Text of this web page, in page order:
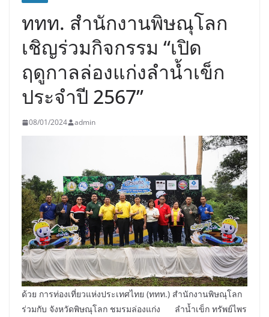
ททท. สำนักงานพิษณุโลก
เชิญร่วมกิจกรรม “เปิด
ฤดูกาลล่องแก่งลำน้ำเข็ก
ประจำปี 2567”
08/01/2024 admin
ด้วย การท่องเที่ยวแห่งประเทศไทย (ททท.) สำนักงานพิษณุโลก
ร่วมกับ จังหวัดพิษณุโลก ชมรมล่องแก่ง ลำน้ำเข็ก ทรัพย์ไพร